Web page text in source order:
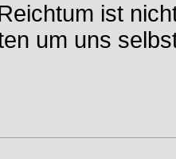
ist
um uns